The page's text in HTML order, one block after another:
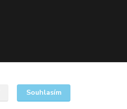
Souhlasím